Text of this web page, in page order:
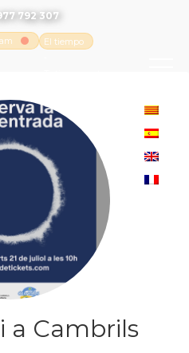
792 307
El tiempo
a Cambrils